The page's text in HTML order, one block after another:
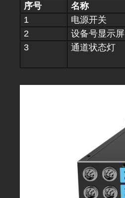
序号 名称
1
电源开关
2
设备号显示屏
3
通道状态灯